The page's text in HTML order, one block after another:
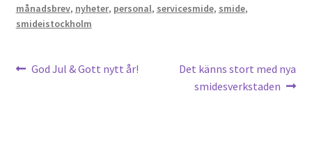
månadsbrev, nyheter, personal, servicesmide, smide,
smideistockholm
Inläggsnavigering
Föregående
God Jul & Gott nytt år!
Nästa
inlägg:
Det känns stort med nya
smidesverkstaden